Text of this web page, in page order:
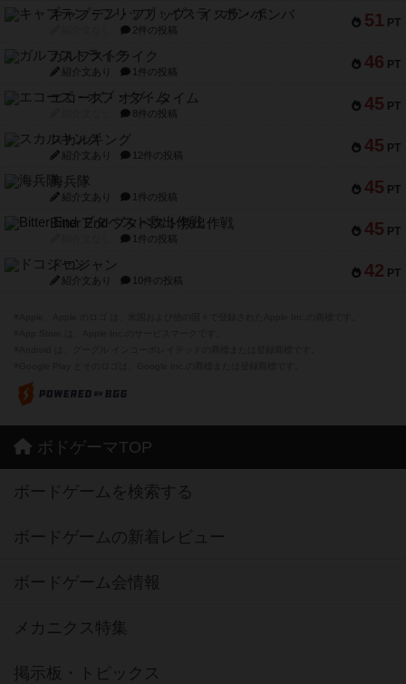
51 PT
キャプテン・フリップ：イスラ・ボンバ
2件の投稿
46 PT
ガルフストライク
紹介文あり 1件の投稿
45 PT
エコーズ・オブ・タイム
8件の投稿
45 PT
スカルキング
紹介文あり 12件の投稿
45 PT
海兵隊
紹介文あり 1件の投稿
45 PT
Bitter End ブタペスト救出作戦
1件の投稿
42 PT
ドコジャン
紹介文あり 10件の投稿
ボドゲーマTOP
ボードゲームを検索する
ボードゲームの新着レビュー
ボードゲーム会情報
メカニクス特集
掲示板・トピックス